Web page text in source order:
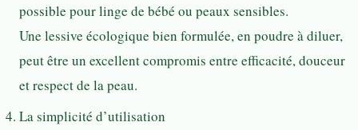
possible pour linge de bébé ou peaux sensibles.
Une lessive écologique bien formulée, en poudre à diluer,
peut être un excellent compromis entre efficacité, douceur
et respect de la peau.
La simplicité d’utilisation